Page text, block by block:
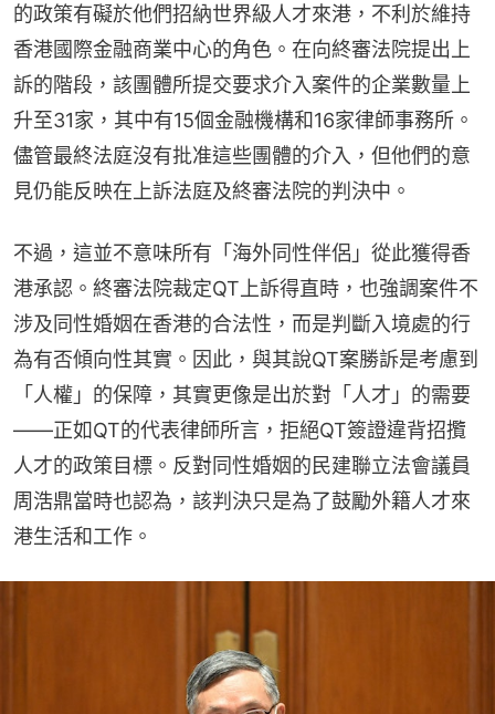
的政策有礙於他們招納世界級人才來港，不利於維持
香港國際金融商業中心的角色。在向終審法院提出上
訴的階段，該團體所提交要求介入案件的企業數量上
升至31家，其中有15個金融機構和16家律師事務所。
儘管最終法庭沒有批准這些團體的介入，但他們的意
見仍能反映在上訴法庭及終審法院的判決中。
不過，這並不意味所有「海外同性伴侶」從此獲得香
港承認。終審法院裁定QT上訴得直時，也強調案件不
涉及同性婚姻在香港的合法性，而是判斷入境處的行
為有否傾向性其實。因此，與其說QT案勝訴是考慮到
「人權」的保障，其實更像是出於對「人才」的需要
——正如QT的代表律師所言，拒絕QT簽證違背招攬
人才的政策目標。反對同性婚姻的民建聯立法會議員
周浩鼎當時也認為，該判決只是為了鼓勵外籍人才來
港生活和工作。